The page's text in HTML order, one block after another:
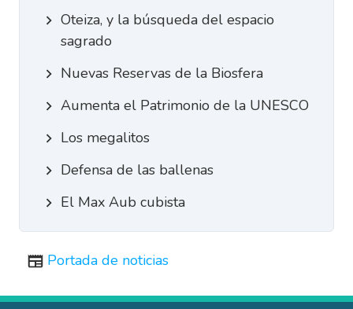
Oteiza, y la búsqueda del espacio
sagrado
Nuevas Reservas de la Biosfera
Aumenta el Patrimonio de la UNESCO
Los megalitos
Defensa de las ballenas
El Max Aub cubista
Portada de noticias